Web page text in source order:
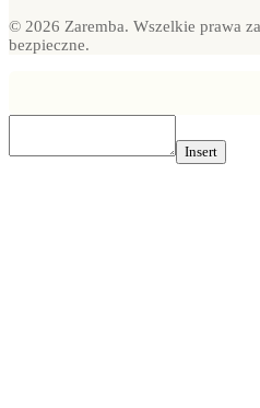
© 2026 Zaremba. Wszelkie prawa
bezpieczne.
Insert